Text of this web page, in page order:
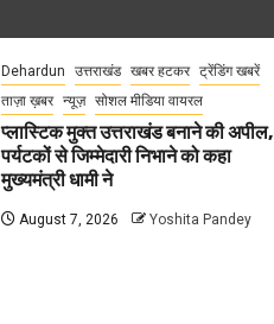
Dehardun उत्तराखंड खबर हटकर ट्रेंडिंग खबरें
ताज़ा ख़बर न्यूज़ सोशल मीडिया वायरल
प्लास्टिक मुक्त उत्तराखंड बनाने की अपील,
पर्यटकों से जिम्मेदारी निभाने को कहा
मुख्यमंत्री धामी ने
August 7, 2026 Yoshita Pandey